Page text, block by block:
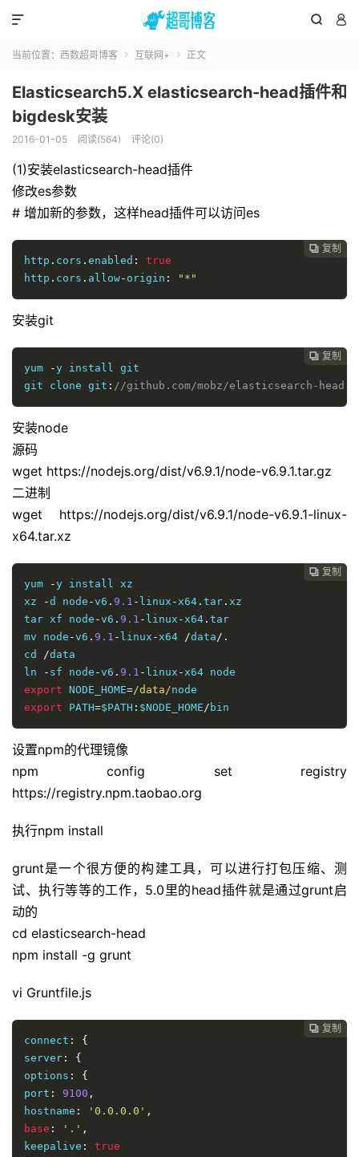
 

当前位置： 西数超哥博客  互联网+  正文
Elasticsearch5.X elasticsearch-head插件和
bigdesk安装
2016-01-05 阅读(564) 评论(0)
(1)安装elasticsearch-head插件
修改es参数
# 增加新的参数，这样head插件可以访问es
 复制
http . cors . enabled :
true
http . cors . allow- origin : "*"
安装git
 复制
yum
-y install git
git clone git : //github.com/mobz/elasticsearch-
安装node
源码
wget https://nodejs.org/dist/v6.9.1/node-v6.9.1.tar.gz
二进制
wget https://nodejs.org/dist/v6.9.1/node-v6.9.1-linux-
x64.tar.xz
 复制
yum
-y install xz
xz
-d node -v6 . 9.1 - linux -x64 . tar . xz
tar xf node -v6 . 9.1 - linux -x64 . tar
mv node -v6 . 9.1 - linux -x64 /data/.
cd /data
ln
- sf node -v6 . 9.1 - linux -
export NODE_HOME=/data/
export PATH=$PATH : $NODE_HOME/ bin
设置npm的代理镜像
npm config set registry
https://registry.npm.taobao.org
执行npm install
grunt是一个很方便的构建工具，可以进行打包压缩、测
试、执行等等的工作，5.0里的head插件就是通过grunt启
动的
cd elasticsearch-head
npm install -g grunt
vi Gruntfile.js
 复制
connect :
{
server :
{
options :
{
port : 9100 ,
hostname : '0.0.0.0' ,
base : '.' ,
keepalive :
true